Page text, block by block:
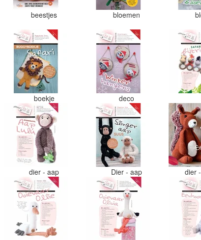
beestjes bloemen
boekje deco
dier - aap Dier - aap dier